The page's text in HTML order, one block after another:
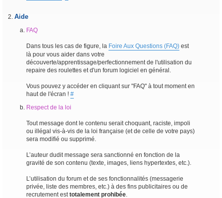
Aide
FAQ
Dans tous les cas de figure, la Foire Aux Questions (FAQ) est
là pour vous aider dans votre
découverte/apprentissage/perfectionnement de l'utilisation du
repaire des roulettes et d'un forum logiciel en général.
Vous pouvez y accéder en cliquant sur "FAQ" à tout moment en
haut de l'écran ! #
Respect de la loi
Tout message dont le contenu serait choquant, raciste, impoli
ou illégal vis-à-vis de la loi française (et de celle de votre pays)
sera modifié ou supprimé.
L’auteur dudit message sera sanctionné en fonction de la
gravité de son contenu (texte, images, liens hypertextes, etc.).
L’utilisation du forum et de ses fonctionnalités (messagerie
privée, liste des membres, etc.) à des fins publicitaires ou de
recrutement esttotalement prohibée.